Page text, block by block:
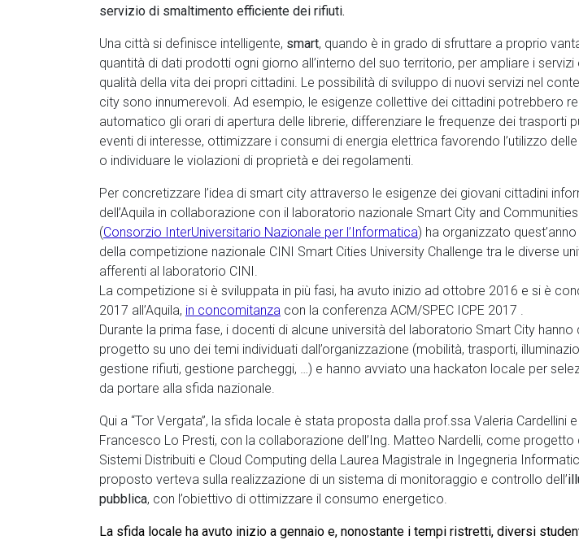
servizio di smaltimento efficiente dei rifiuti.
Una città si definisce intelligente, smart, quando è in grado di sfruttare a proprio
quantità di dati prodotti ogni giorno all’interno del suo territorio, per ampliare i
qualità della vita dei propri cittadini. Le possibilità di sviluppo di nuovi servizi nel
city sono innumerevoli. Ad esempio, le esigenze collettive dei cittadini potrebbero
automatico gli orari di apertura delle librerie, differenziare le frequenze dei trasporti
eventi di interesse, ottimizzare i consumi di energia elettrica favorendo l’utilizzo
o individuare le violazioni di proprietà e dei regolamenti.
Per concretizzare l’idea di smart city attraverso le esigenze dei giovani cittadini
dell’Aquila in collaborazione con il laboratorio nazionale Smart City and
(Consorzio InterUniversitario Nazionale per l’Informatica) ha organizzato
della competizione nazionale CINI Smart Cities University Challenge tra le diverse
afferenti al laboratorio CINI.
La competizione si è sviluppata in più fasi, ha avuto inizio ad ottobre 2016 e si è
2017 all’Aquila, in concomitanza con la conferenza ACM/SPEC ICPE 2017 .
Durante la prima fase, i docenti di alcune università del laboratorio Smart City hanno
progetto su uno dei temi individuati dall’organizzazione (mobilità, trasporti,
gestione rifiuti, gestione parcheggi, …) e hanno avviato una hackaton locale per
da portare alla sfida nazionale.
Qui a “Tor Vergata”, la sfida locale è stata proposta dalla prof.ssa Valeria Cardellini
Francesco Lo Presti, con la collaborazione dell’Ing. Matteo Nardelli, come
Sistemi Distribuiti e Cloud Computing della Laurea Magistrale in Ingegneria
proposto verteva sulla realizzazione di un sistema di monitoraggio e controllo dell’
pubblica, con l’obiettivo di ottimizzare il consumo energetico.
La sfida locale ha avuto inizio a gennaio e, nonostante i tempi ristretti, diversi